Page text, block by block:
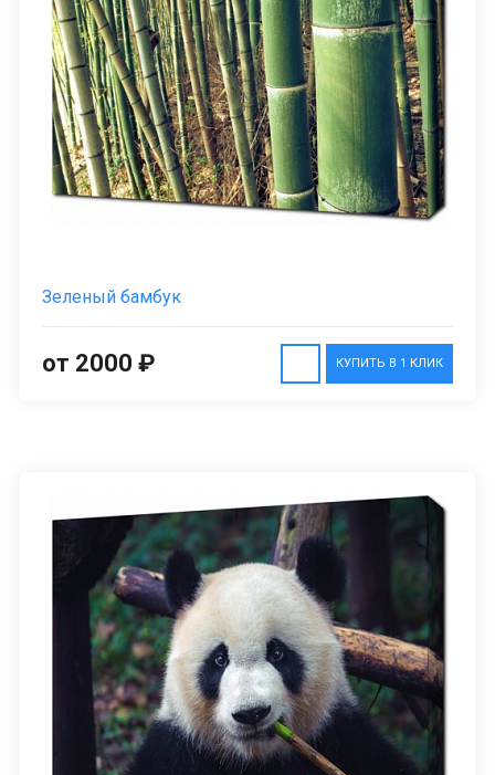
Зеленый бамбук
КУПИТЬ В 1 КЛИК
от 2000 ₽